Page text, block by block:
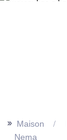
>> Maison
Nema